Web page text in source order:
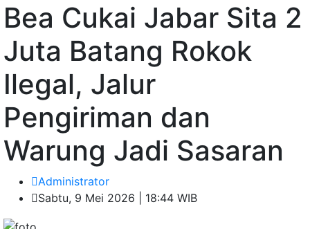
Bea Cukai Jabar Sita 2
Juta Batang Rokok
Ilegal, Jalur
Pengiriman dan
Warung Jadi Sasaran
Administrator
Sabtu, 9 Mei 2026 | 18:44 WIB